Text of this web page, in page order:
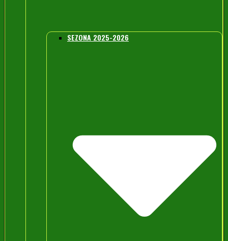
SEZONA 2025-2026